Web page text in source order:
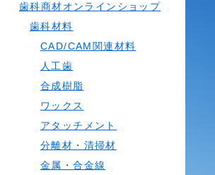
歯科商材オンラインショップ
歯科材料
CAD/CAM関連材料
人工歯
合成樹脂
ワックス
アタッチメント
分離材・清掃材
金属・合金線